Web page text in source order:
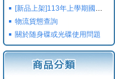
[新品上架]113年上學期國小國中高中命題光碟,校用卷,習作
物流貨態查詢
關於随身碟或光碟使用問題